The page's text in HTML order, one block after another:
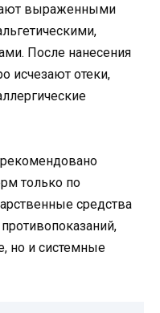
выраженными
После нанесения
исчезают отеки,
только по
средства
но и системные